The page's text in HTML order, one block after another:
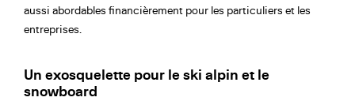
aussi abordables financièrement pour les particuliers et les
entreprises.
Un exosquelette pour le ski alpin et le
snowboard